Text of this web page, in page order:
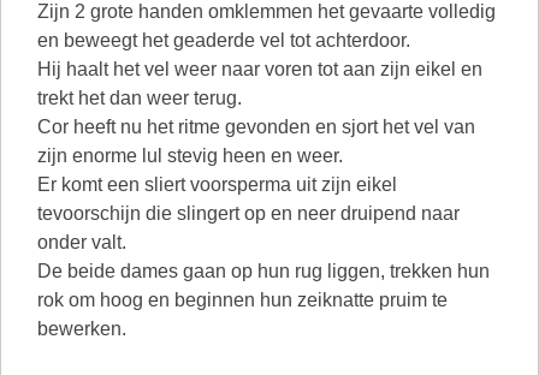
Zijn 2 grote handen omklemmen het gevaarte volledig
en beweegt het geaderde vel tot achterdoor.
Hij haalt het vel weer naar voren tot aan zijn eikel en
trekt het dan weer terug.
Cor heeft nu het ritme gevonden en sjort het vel van
zijn enorme lul stevig heen en weer.
Er komt een sliert voorsperma uit zijn eikel
tevoorschijn die slingert op en neer druipend naar
onder valt.
De beide dames gaan op hun rug liggen, trekken hun
rok om hoog en beginnen hun zeiknatte pruim te
bewerken.